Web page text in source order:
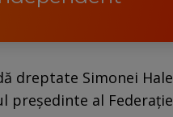
dreptate Simonei
președinte al